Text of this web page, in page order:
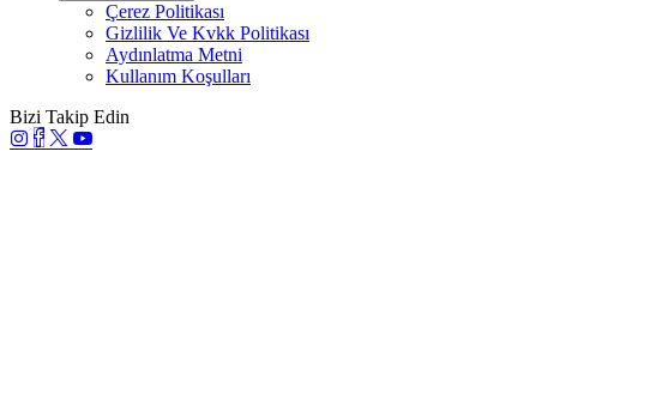
Çerez Politikası
Gizlilik Ve Kvkk Politikası
Aydınlatma Metni
Kullanım Koşulları
Bizi Takip Edin